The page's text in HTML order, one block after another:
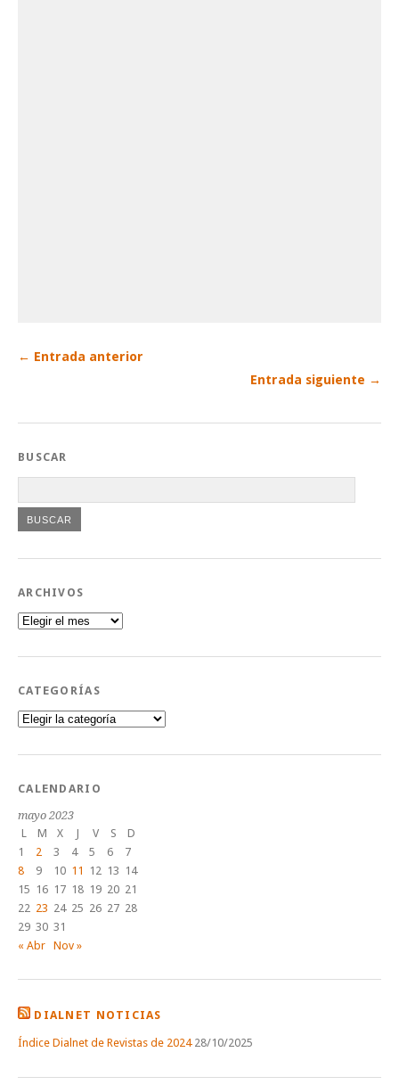
← Entrada anterior
Entrada siguiente →
BUSCAR
ARCHIVOS
Archivos
CATEGORÍAS
Categorías
CALENDARIO
mayo 2023
L
M X J V S
D
1
2 3 4 5 6
7
8
9 10 11 12 13 14
15 16 17 18 19 20 21
22 23 24 25 26 27 28
29 30 31
« Abr Nov »
DIALNET NOTICIAS
Índice Dialnet de Revistas de 2024 28/10/2025